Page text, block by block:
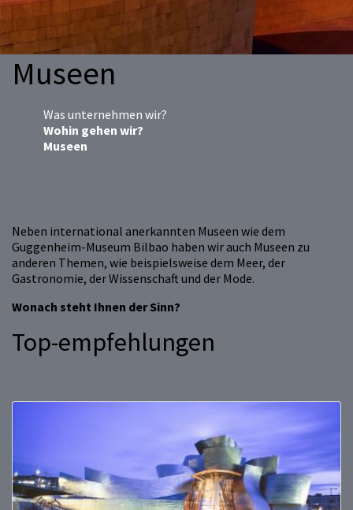
Museen
Was unternehmen wir?
Wohin gehen wir?
Museen
Neben international anerkannten Museen wie dem
Guggenheim-Museum Bilbao haben wir auch Museen zu
anderen Themen, wie beispielsweise dem Meer, der
Gastronomie, der Wissenschaft und der Mode.
Wonach steht Ihnen der Sinn?
Top-empfehlungen